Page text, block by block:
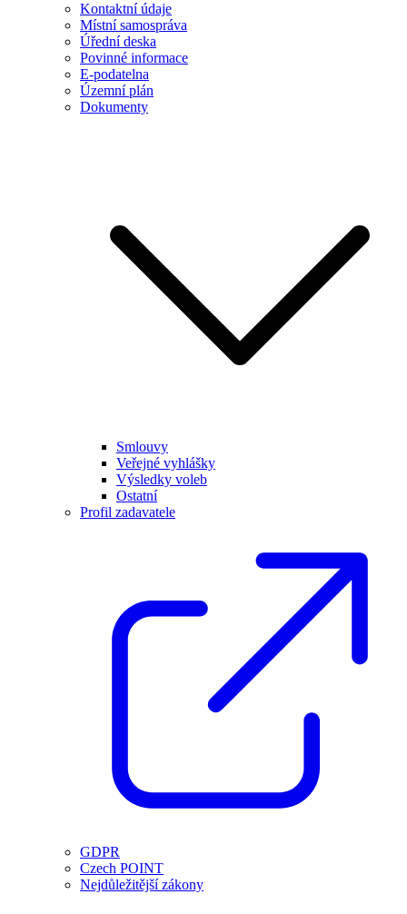
Kontaktní údaje
Místní samospráva
Úřední deska
Povinné informace
E-podatelna
Územní plán
Dokumenty
Smlouvy
Veřejné vyhlášky
Výsledky voleb
Ostatní
Profil zadavatele
GDPR
Czech POINT
Nejdůležitější zákony